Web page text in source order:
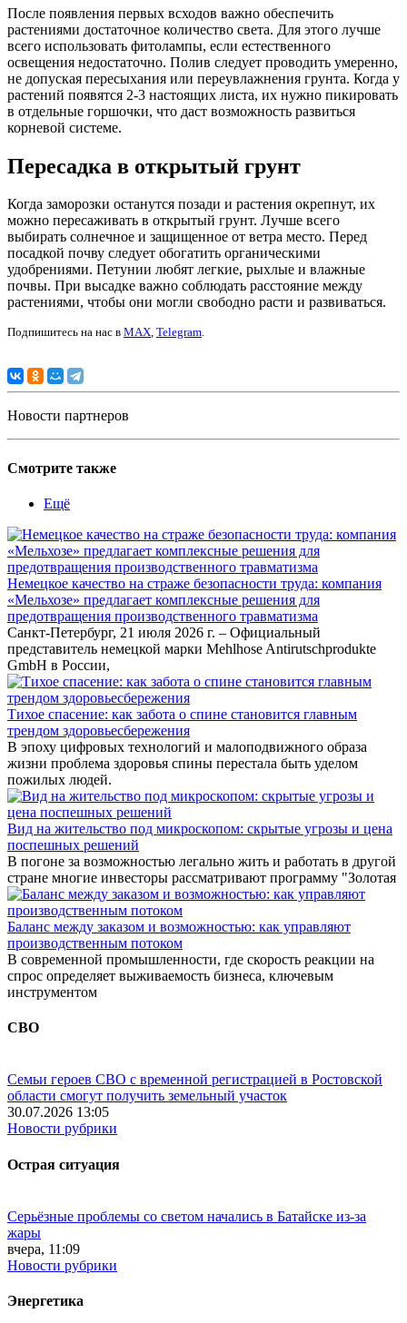
После появления первых всходов важно обеспечить
растениями достаточное количество света. Для этого лучше
всего использовать фитолампы, если естественного
освещения недостаточно. Полив следует проводить умеренно,
не допуская пересыхания или переувлажнения грунта. Когда у
растений появятся 2-3 настоящих листа, их нужно пикировать
в отдельные горшочки, что даст возможность развиться
корневой системе.
Пересадка в открытый грунт
Когда заморозки останутся позади и растения окрепнут, их
можно пересаживать в открытый грунт. Лучше всего
выбирать солнечное и защищенное от ветра место. Перед
посадкой почву следует обогатить органическими
удобрениями. Петунии любят легкие, рыхлые и влажные
почвы. При высадке важно соблюдать расстояние между
растениями, чтобы они могли свободно расти и развиваться.
Подпишитесь на нас в MAX, Telegram.
Новости партнеров
Смотрите также
Ещё
Немецкое качество на страже безопасности труда: компания
«Мельхозе» предлагает комплексные решения для
предотвращения производственного травматизма
Санкт-Петербург, 21 июля 2026 г. – Официальный
представитель немецкой марки Mehlhose Antirutschprodukte
GmbH в России,
Тихое спасение: как забота о спине становится главным
трендом здоровьесбережения
В эпоху цифровых технологий и малоподвижного образа
жизни проблема здоровья спины перестала быть уделом
пожилых людей.
Вид на жительство под микроскопом: скрытые угрозы и цена
поспешных решений
В погоне за возможностью легально жить и работать в другой
стране многие инвесторы рассматривают программу "Золотая
Баланс между заказом и возможностью: как управляют
производственным потоком
В современной промышленности, где скорость реакции на
спрос определяет выживаемость бизнеса, ключевым
инструментом
СВО
Семьи героев СВО с временной регистрацией в Ростовской
области смогут получить земельный участок
30.07.2026 13:05
Новости рубрики
Острая ситуация
Серьёзные проблемы со светом начались в Батайске из-за
жары
вчера, 11:09
Новости рубрики
Энергетика